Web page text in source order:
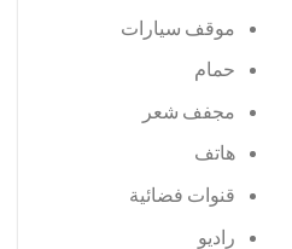
موقف سيارات
حمام
مجفف شعر
هاتف
قنوات فضائية
راديو